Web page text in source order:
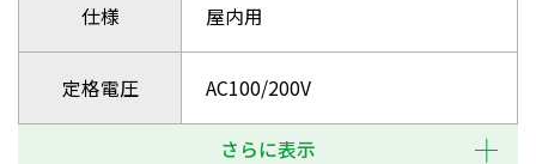
仕様 屋内用
定格電圧 AC100/200V
さらに表示